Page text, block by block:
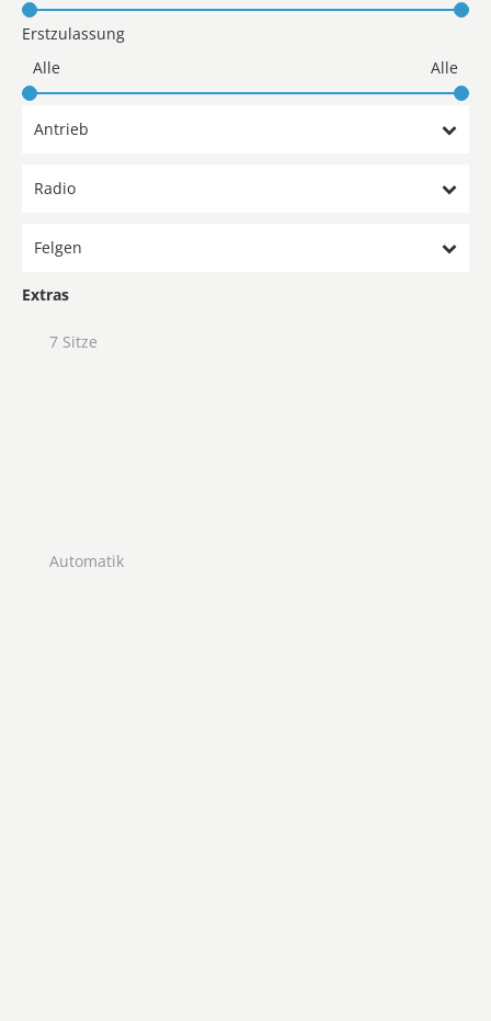
Erstzulassung
Antrieb
Radio
Felgen
Extras
7 Sitze
Automatik